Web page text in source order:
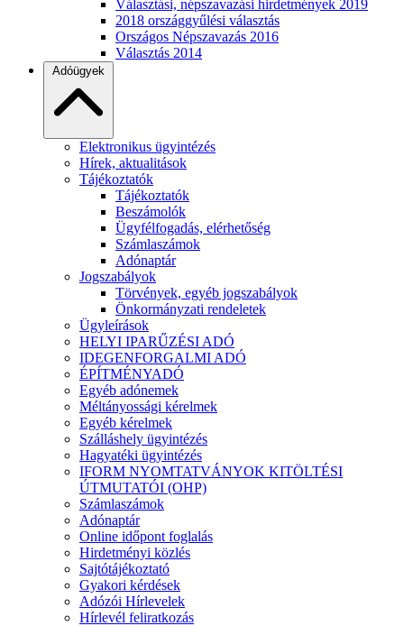
Választási, népszavazási hirdetmények 2019
2018 országgyűlési választás
Országos Népszavazás 2016
Választás 2014
Adóügyek
Elektronikus ügyintézés
Hírek, aktualitások
Tájékoztatók
Tájékoztatók
Beszámolók
Ügyfélfogadás, elérhetőség
Számlaszámok
Adónaptár
Jogszabályok
Törvények, egyéb jogszabályok
Önkormányzati rendeletek
Ügyleírások
HELYI IPARŰZÉSI ADÓ
IDEGENFORGALMI ADÓ
ÉPÍTMÉNYADÓ
Egyéb adónemek
Méltányossági kérelmek
Egyéb kérelmek
Szálláshely ügyintézés
Hagyatéki ügyintézés
IFORM NYOMTATVÁNYOK KITÖLTÉSI
ÚTMUTATÓI (OHP)
Számlaszámok
Adónaptár
Online időpont foglalás
Hirdetményi közlés
Sajtótájékoztató
Gyakori kérdések
Adózói Hírlevelek
Hírlevél feliratkozás